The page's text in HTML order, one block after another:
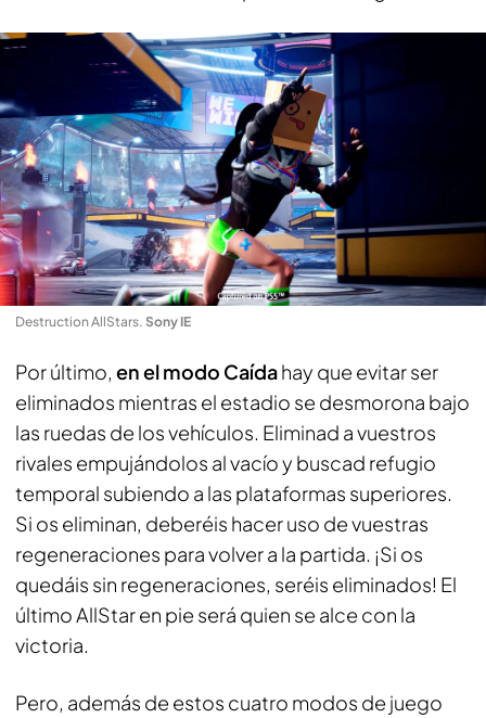
Destruction AllStars. Sony IE
Por último, en el modo Caídahay que evitar ser
eliminados mientras el estadio se desmorona bajo
las ruedas de los vehículos. Eliminad a vuestros
rivales empujándolos al vacío y buscad refugio
temporal subiendo a las plataformas superiores.
Si os eliminan, deberéis hacer uso de vuestras
regeneraciones para volver a la partida. ¡Si os
quedáis sin regeneraciones, seréis eliminados! El
último AllStar en pie será quien se alce con la
victoria.
Pero, además de estos cuatro modos de juego